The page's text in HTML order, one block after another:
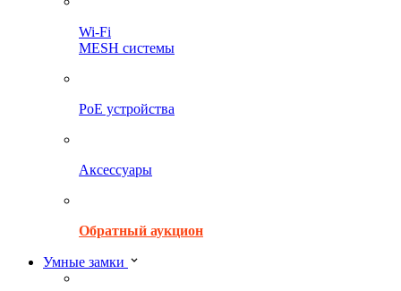
Wi-Fi
MESH системы
PoE устройства
Аксессуары
Обратный аукцион
Умные замки